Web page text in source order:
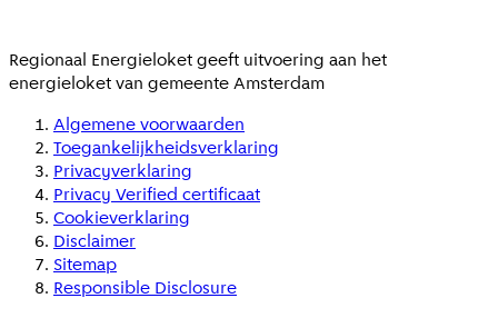
Regionaal Energieloketgeeft uitvoering aan het
energieloket van gemeenteAmsterdam
Algemene voorwaarden
Toegankelijkheidsverklaring
Privacyverklaring
Privacy Verified certificaat
Cookieverklaring
Disclaimer
Sitemap
Responsible Disclosure